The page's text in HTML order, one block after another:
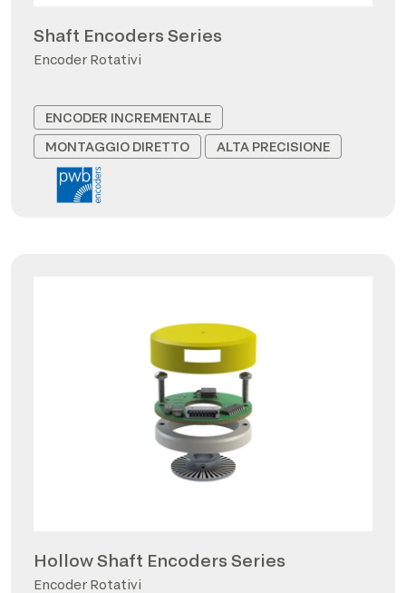
Shaft Encoders Series
Encoder Rotativi
ENCODER INCREMENTALE
MONTAGGIO DIRETTO
ALTA PRECISIONE
Hollow Shaft Encoders Series
Encoder Rotativi